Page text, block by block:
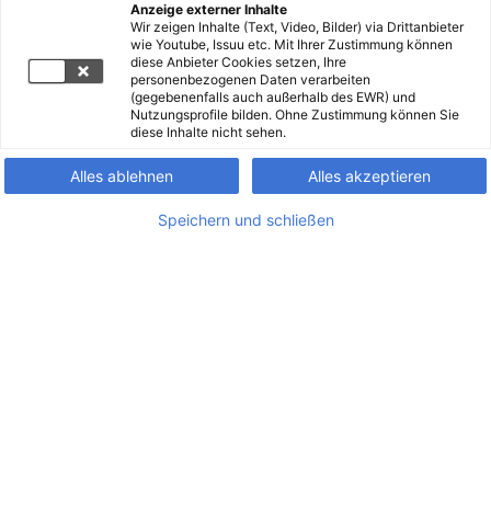
Anzeige externer Inhalte
Wir zeigen Inhalte (Text, Video, Bilder) via Drittanbieter
wie Youtube, Issuu etc. Mit Ihrer Zustimmung können
diese Anbieter Cookies setzen, Ihre
personenbezogenen Daten verarbeiten
(gegebenenfalls auch außerhalb des EWR) und
Nutzungsprofile bilden. Ohne Zustimmung können Sie
diese Inhalte nicht sehen.
Alles ablehnen Alles akzeptieren
Speichern und schließen